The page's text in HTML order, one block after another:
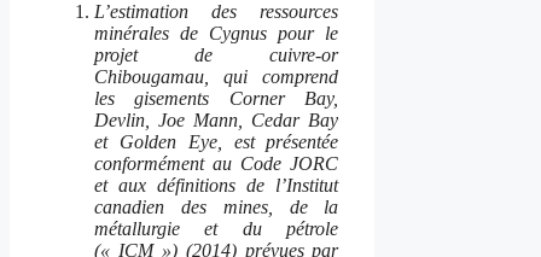
L’estimation des ressources
minérales de Cygnus pour le
projet de cuivre-or
Chibougamau, qui comprend
les gisements Corner Bay,
Devlin, Joe Mann, Cedar Bay
et Golden Eye, est présentée
conformément au Code JORC
et aux définitions de l’Institut
canadien des mines, de la
métallurgie et du pétrole
(« ICM ») (2014) prévues par